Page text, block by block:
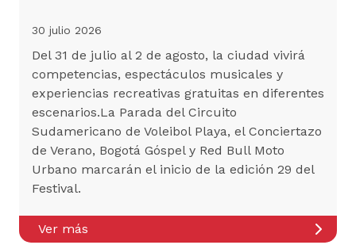
30 julio 2026
Del 31 de julio al 2 de agosto, la ciudad vivirá
competencias, espectáculos musicales y
experiencias recreativas gratuitas en diferentes
escenarios.La Parada del Circuito
Sudamericano de Voleibol Playa, el Conciertazo
de Verano, Bogotá Góspel y Red Bull Moto
Urbano marcarán el inicio de la edición 29 del
Festival.
Ver más